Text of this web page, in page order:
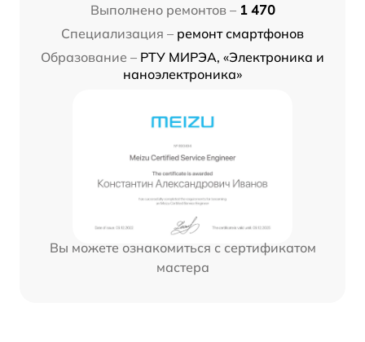
Выполнено ремонтов – 1 470
Специализация – ремонт смартфонов
Образование – РТУ МИРЭА, «Электроника и
наноэлектроника»
Вы можете ознакомиться с сертификатом
мастера